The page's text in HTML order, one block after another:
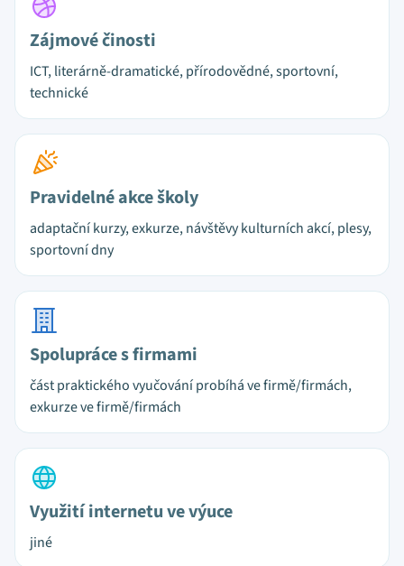
Zájmové činosti
ICT, literárně-dramatické, přírodovědné, sportovní,
technické
Pravidelné akce školy
adaptační kurzy, exkurze, návštěvy kulturních akcí, plesy,
sportovní dny
Spolupráce s firmami
část praktického vyučování probíhá ve firmě/firmách,
exkurze ve firmě/firmách
Využití internetu ve výuce
jiné